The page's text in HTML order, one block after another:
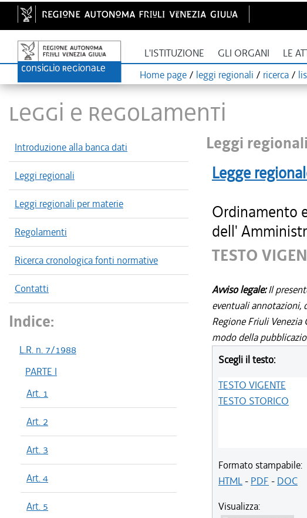
L'ISTITUZIONE GLI ORGANI LE
Home page / leggi regionali / ricerca /
LEGGI E REGOLAMENTI
Introduzione alla banca dati
Leggi regionali
Leggi regionali per materie
Regolamenti
Ricerca cronologica fonti normative
Contatti
Indice:
L.R. n. 7/1988
PARTE I
Art. 1
Art. 2
Art. 3
Art. 4
Art. 5
Leggi regionali
Legge
Ordinamento
dell'
TESTO
Avviso legale:Il
eventuali annotazioni,
Regione Friuli
modo della
Scegli il testo:
TESTO VIGENTE
TESTO STORICO
Formato stampabile:
HTML- PDF - DOC
Visualizza: